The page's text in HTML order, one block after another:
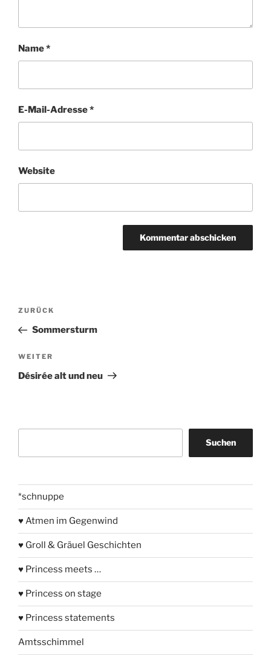
Name*
E-Mail-Adresse*
Website
Beitragsnavigation
Vorheriger
Beitrag
ZURÜCK
Sommersturm
Nächster
Beitrag
WEITER
Désirée alt und neu
Suchen
*schnuppe
♥ Atmen im Gegenwind
♥ Groll & Gräuel Geschichten
♥ Princess meets …
♥ Princess on stage
♥ Princess statements
Amtsschimmel